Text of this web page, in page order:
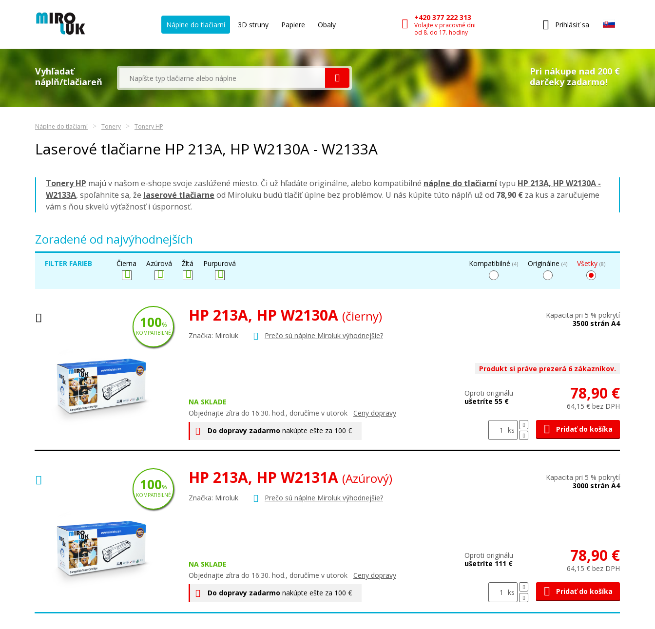
Náplne do tlačiarní 3D struny Papiere Obaly
+420 377 222 313
Volajte v pracovné dni
od 8. do 17. hodiny
Prihlásiť sa
Vyhľadať
náplň/tlačiareň
Pri nákupe nad 200 €
darčeky zadarmo!
Náplne do tlačiarní Tonery Tonery HP
Laserové tlačiarne HP 213A, HP W2130A - W2133A
Tonery HP majú v našom e-shope svoje zaslúžené miesto. Či už hľadáte originálne, alebo kompatibilné náplne do tlačiarnítypu HP 213A, HP W2130A -
W2133A, spoľahnite sa, že laserové tlačiarne od Miroluku budú tlačiť úplne bez problémov. U nás kúpite túto náplň už od 78,90 € za kus a zaručujeme
vám s ňou skvelú výťažnosť i úspornosť.
Zoradené od najvýhodnejších
FILTER FARIEB Čierna Azúrová Žltá Purpurová Kompatibilné (4) Originálne (4) Všetky (8)
HP 213A, HP W2130A (čierny)
Značka: Miroluk Prečo sú náplne Miroluk výhodnejšie?
NA SKLADE
Objednajte zítra do 16:30. hod., doručíme v utorok Ceny dopravy
Do dopravy zadarmo nakúpte ešte za 100 €
Kapacita pri 5 % pokrytí
3500 strán A4
Produkt si práve prezerá 6 zákazníkov.
Oproti originálu
ušetríte 55 €
78,90 €
64,15 € bez DPH
ks Pridať do košíka
100%
KOMPATIBILNÉ
HP 213A, HP W2131A (Azúrový)
Značka: Miroluk Prečo sú náplne Miroluk výhodnejšie?
NA SKLADE
Objednajte zítra do 16:30. hod., doručíme v utorok Ceny dopravy
Do dopravy zadarmo nakúpte ešte za 100 €
Kapacita pri 5 % pokrytí
3000 strán A4
Oproti originálu
ušetríte 111 €
78,90 €
64,15 € bez DPH
ks Pridať do košíka
100%
KOMPATIBILNÉ